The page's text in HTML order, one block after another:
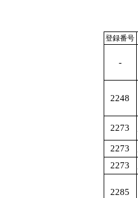
登録番号
-
2248
2273
2273
2273
2285